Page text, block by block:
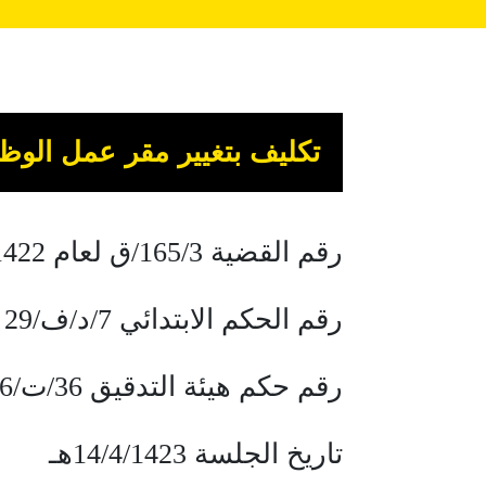
تكليف بتغيير مقر عمل
رقم القضية 165/3/ق لعام 1422هـ
رقم الحكم الابتدائي 7/د/ف/29 لعام 1422هـ
رقم حكم هيئة التدقيق 36/ت/6 لعام 1423هـ
تاريخ الجلسة 14/4/1423هـ